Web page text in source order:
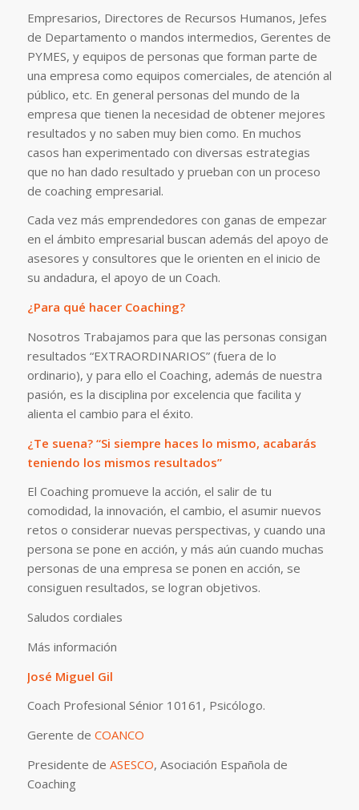
Empresarios, Directores de Recursos Humanos, Jefes
de Departamento o mandos intermedios, Gerentes de
PYMES, y equipos de personas que forman parte de
una empresa como equipos comerciales, de atención al
público, etc. En general personas del mundo de la
empresa que tienen la necesidad de obtener mejores
resultados y no saben muy bien como. En muchos
casos han experimentado con diversas estrategias
que no han dado resultado y prueban con un proceso
de coaching empresarial.
Cada vez más emprendedores con ganas de empezar
en el ámbito empresarial buscan además del apoyo de
asesores y consultores que le orienten en el inicio de
su andadura, el apoyo de un Coach.
¿Para qué hacer Coaching?
Nosotros Trabajamos para que las personas consigan
resultados “EXTRAORDINARIOS” (fuera de lo
ordinario), y para ello el Coaching, además de nuestra
pasión, es la disciplina por excelencia que facilita y
alienta el cambio para el éxito.
¿Te suena? “Si siempre haces lo mismo, acabarás
teniendo los mismos resultados”
El Coaching promueve la acción, el salir de tu
comodidad, la innovación, el cambio, el asumir nuevos
retos o considerar nuevas perspectivas, y cuando una
persona se pone en acción, y más aún cuando muchas
personas de una empresa se ponen en acción, se
consiguen resultados, se logran objetivos.
Saludos cordiales
Más información
José Miguel Gil
Coach Profesional Sénior 10161, Psicólogo.
Gerente de COANCO
Presidente de ASESCO, Asociación Española de
Coaching